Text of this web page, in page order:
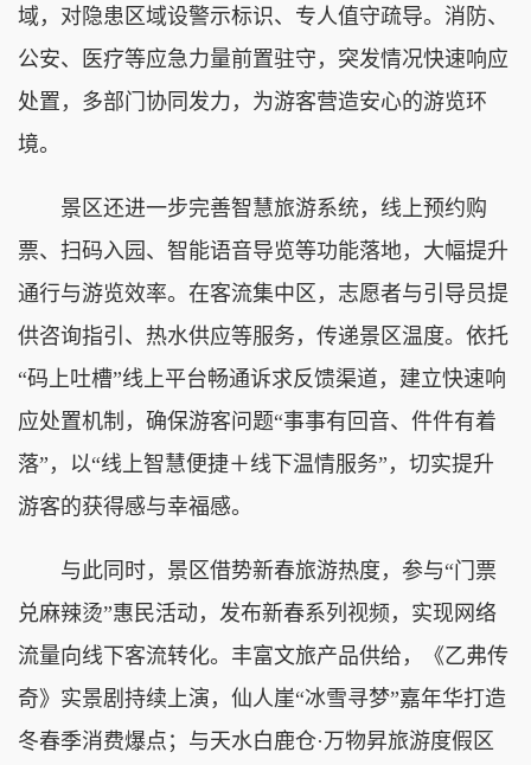
域，对隐患区域设警示标识、专人值守疏导。消防、
公安、医疗等应急力量前置驻守，突发情况快速响应
处置，多部门协同发力，为游客营造安心的游览环
境。
景区还进一步完善智慧旅游系统，线上预约购
票、扫码入园、智能语音导览等功能落地，大幅提升
通行与游览效率。在客流集中区，志愿者与引导员提
供咨询指引、热水供应等服务，传递景区温度。依托
“码上吐槽”线上平台畅通诉求反馈渠道，建立快速响
应处置机制，确保游客问题“事事有回音、件件有着
落”，以“线上智慧便捷＋线下温情服务”，切实提升
游客的获得感与幸福感。
与此同时，景区借势新春旅游热度，参与“门票
兑麻辣烫”惠民活动，发布新春系列视频，实现网络
流量向线下客流转化。丰富文旅产品供给，《乙弗传
奇》实景剧持续上演，仙人崖“冰雪寻梦”嘉年华打造
冬春季消费爆点；与天水白鹿仓·万物昇旅游度假区